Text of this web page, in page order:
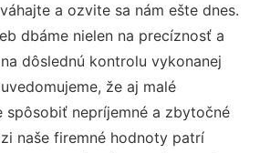
a ozvite sa nám ešte dnes.
dbáme nielen na precíznosť a
dôslednú kontrolu vykonanej
že aj malé
spôsobiť nepríjemné a zbytočné
naše firemné hodnoty patrí